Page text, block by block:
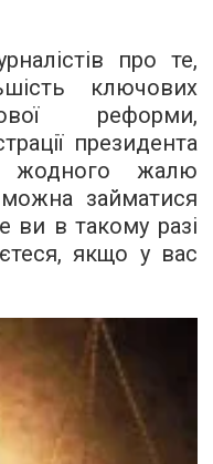
про те,
ключових
реформи,
президента
жодного жалю
займатися
ви в такому разі
якщо у вас